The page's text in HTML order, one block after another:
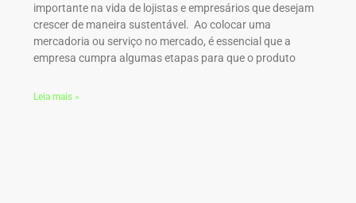
importante na vida de lojistas e empresários que desejam
crescer de maneira sustentável. Ao colocar uma
mercadoria ou serviço no mercado, é essencial que a
empresa cumpra algumas etapas para que o produto
Leia mais »